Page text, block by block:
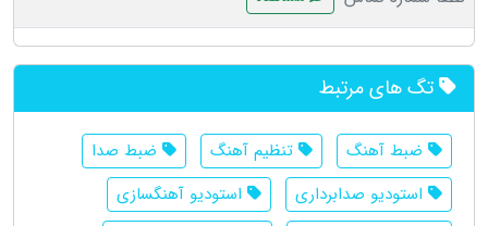
تگ های مرتبط
ضبط آهنگ تنظیم آهنگ
ضبط صدا
استودیو صدابرداری
استودیو آهنگسازی